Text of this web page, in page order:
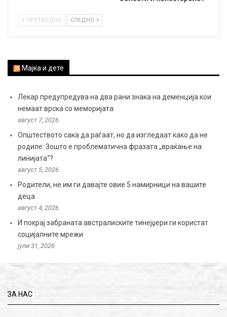
ПРЕТХОДНО СЛЕДНО
Мајка и дете
Лекар предупредува на два рани знака на деменција кои
немаат врска со меморијата
август 7, 2026
Општеството сака да раѓаат, но да изгледаат како да не
родиле: Зошто е проблематична фразата „враќање на
линијата“?
август 5, 2026
Родители, не им ги давајте овие 5 намирници на вашите
деца
август 4, 2026
И покрај забраната австралиските тинејџери ги користат
социјалните мрежи
јули 31, 2026
ЗА НАС